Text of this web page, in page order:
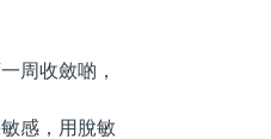
周收斂啲，
感，用脫敏